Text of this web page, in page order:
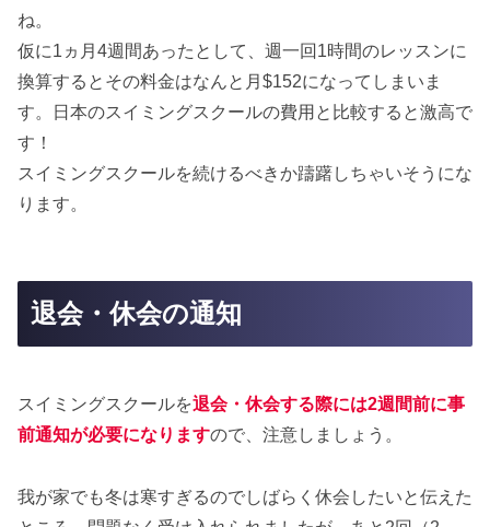
ね。
仮に1ヵ月4週間あったとして、週一回1時間のレッスンに
換算するとその料金はなんと月$152になってしまいま
す。日本のスイミングスクールの費用と比較すると激高で
す！
スイミングスクールを続けるべきか躊躇しちゃいそうにな
ります。
退会・休会の通知
スイミングスクールを退会・休会する際には2週間前に事
前通知が必要になりますので、注意しましょう。
我が家でも冬は寒すぎるのでしばらく休会したいと伝えた